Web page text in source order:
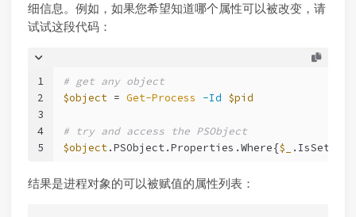
细信息。例如，如果您希望知道哪个属性可以被改变，请
试试这段代码：
1
2
3
4
5
# get any object
$object = Get-Process -Id $pid
# try and access the PSObject
$object.PSObject.Properties.Where{$_
结果是进程对象的可以被赋值的属性列表：